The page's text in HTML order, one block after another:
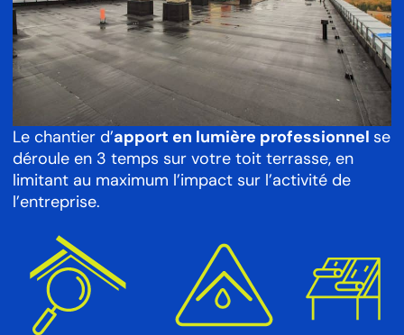
Le chantier d’apport en lumière professionnel se
déroule en 3 temps sur votre toit terrasse, en
limitant au maximum l’impact sur l’activité de
l’entreprise.